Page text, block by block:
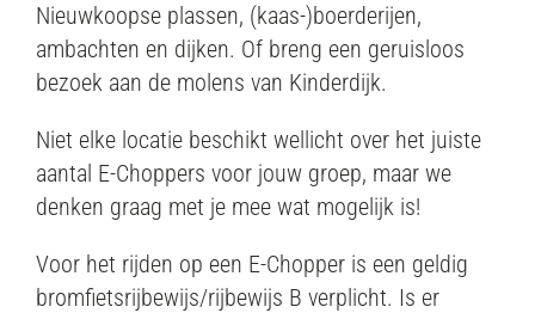
Nieuwkoopse plassen, (kaas-)boerderijen,
ambachten en dijken. Of breng een geruisloos
bezoek aan de molens van Kinderdijk.
Niet elke locatie beschikt wellicht over het juiste
aantal E-Choppers voor jouw groep, maar we
denken graag met je mee wat mogelijk is!
Voor het rijden op een E-Chopper is een geldig
bromfietsrijbewijs/rijbewijs B verplicht. Is er